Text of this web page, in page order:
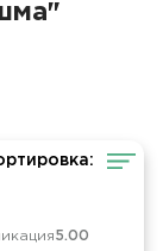
5.00